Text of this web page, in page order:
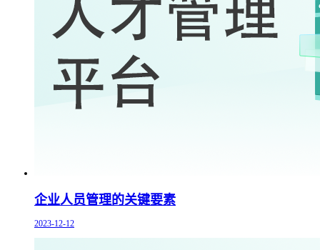
企业人员管理的关键要素
2023-12-12